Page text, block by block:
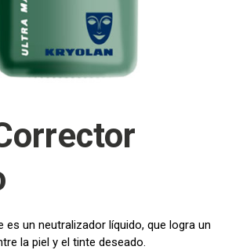
es un neutralizador líquido, que logra un
la piel y el tinte deseado.